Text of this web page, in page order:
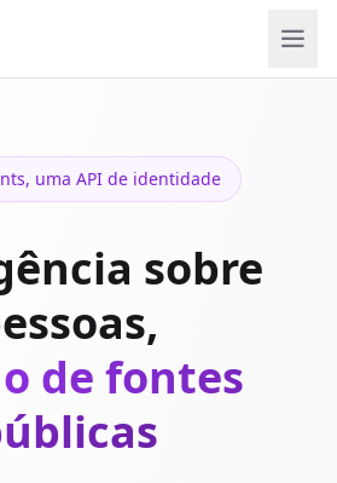
uma API de identidade
sobre
de fontes